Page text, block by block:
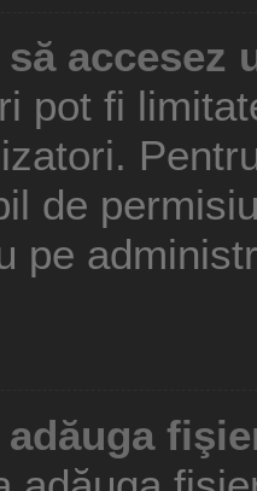
accesez
pot fi
de
pe